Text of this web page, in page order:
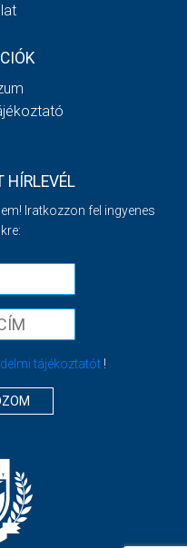
HÍRLEVÉL
Iratkozzon fel ingyenes
tájékoztatót!